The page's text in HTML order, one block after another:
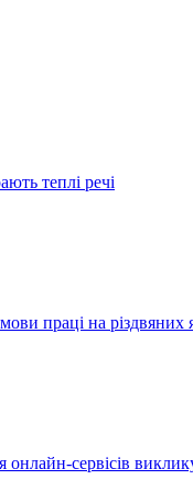
теплі речі
праці на різдвяних
сервісів